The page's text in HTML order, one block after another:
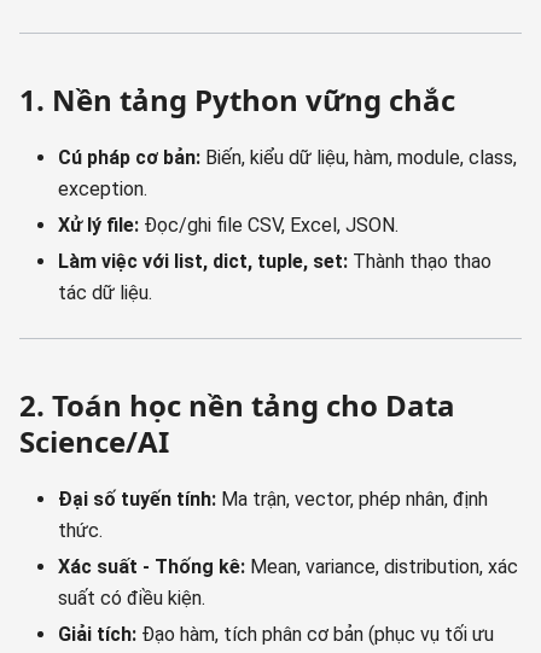
1. Nền tảng Python vững chắc
Cú pháp cơ bản: Biến, kiểu dữ liệu, hàm, module, class,
exception.
Xử lý file: Đọc/ghi file CSV, Excel, JSON.
Làm việc với list, dict, tuple, set: Thành thạo thao
tác dữ liệu.
2. Toán học nền tảng cho Data
Science/AI
Đại số tuyến tính: Ma trận, vector, phép nhân, định
thức.
Xác suất - Thống kê: Mean, variance, distribution, xác
suất có điều kiện.
Giải tích: Đạo hàm, tích phân cơ bản (phục vụ tối ưu